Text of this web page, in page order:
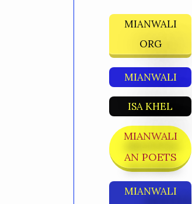
MIANWALI
ORG
MIANWALI
ISA KHEL
MIANWALI
AN POETS
MIANWALI